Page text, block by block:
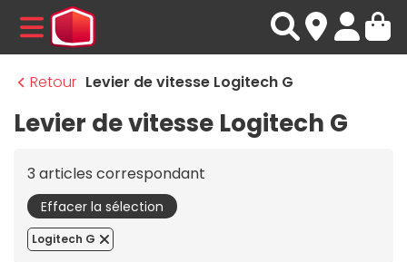
MENU
Retour Levier de vitesse Logitech G
Levier de vitesse Logitech G
3 articles correspondant
Effacer la sélection
Logitech G